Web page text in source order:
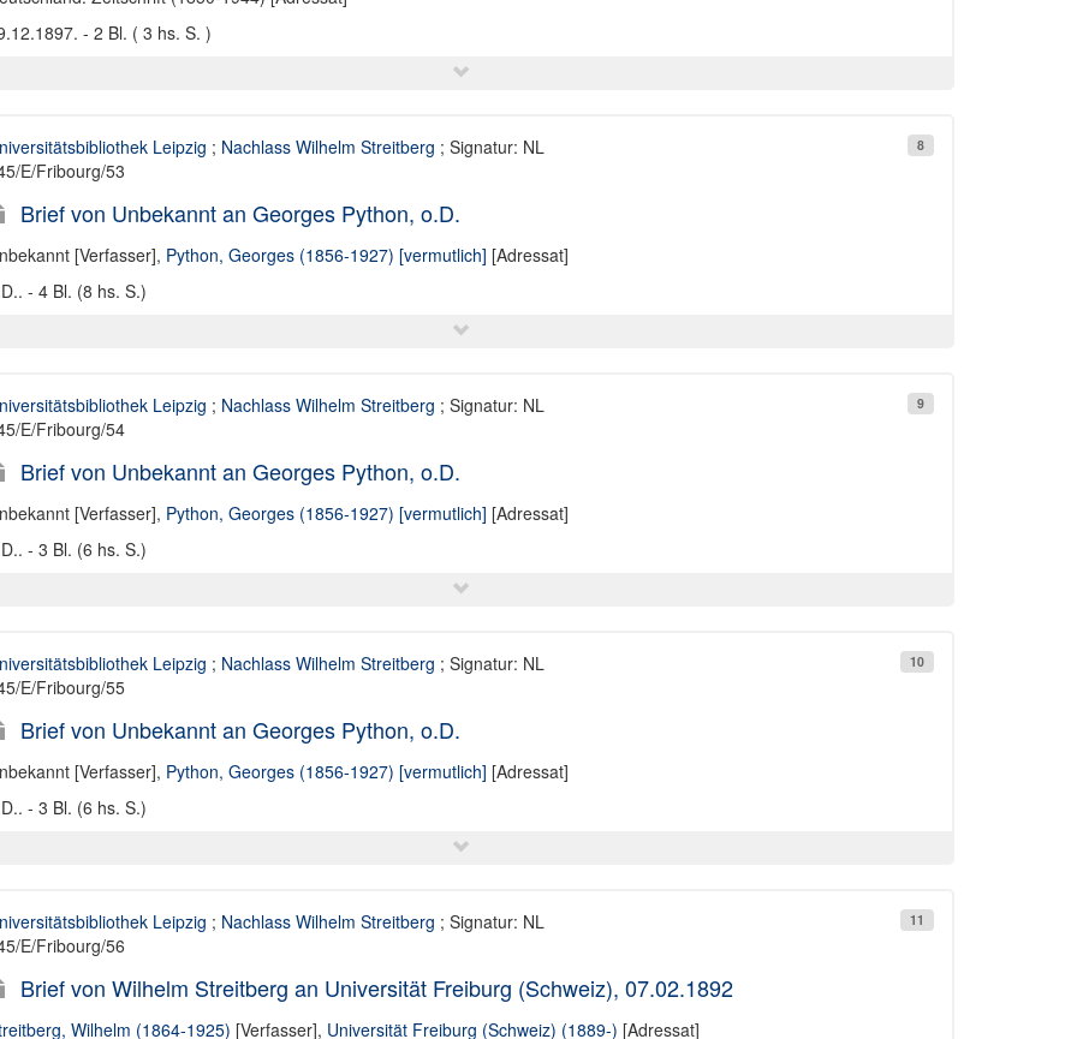
- 2 Bl. ( 3 hs. S. )
8
Leipzig ; Nachlass Wilhelm Streitberg ; Signatur: NL
E/Fribourg/53
Brief von Unbekannt an Georges Python, o.D.
[Verfasser], Python, Georges (1856-1927) [vermutlich] [Adressat]
- 4 Bl. (8 hs. S.)
9
Leipzig ; Nachlass Wilhelm Streitberg ; Signatur: NL
E/Fribourg/54
Brief von Unbekannt an Georges Python, o.D.
[Verfasser], Python, Georges (1856-1927) [vermutlich] [Adressat]
- 3 Bl. (6 hs. S.)
10
Leipzig ; Nachlass Wilhelm Streitberg ; Signatur: NL
E/Fribourg/55
Brief von Unbekannt an Georges Python, o.D.
[Verfasser], Python, Georges (1856-1927) [vermutlich] [Adressat]
- 3 Bl. (6 hs. S.)
11
Leipzig ; Nachlass Wilhelm Streitberg ; Signatur: NL
E/Fribourg/56
Brief von Wilhelm Streitberg an Universität Freiburg (Schweiz), 07.02.1892
Wilhelm (1864-1925) [Verfasser], Universität Freiburg (Schweiz) (1889-) [Adressat]